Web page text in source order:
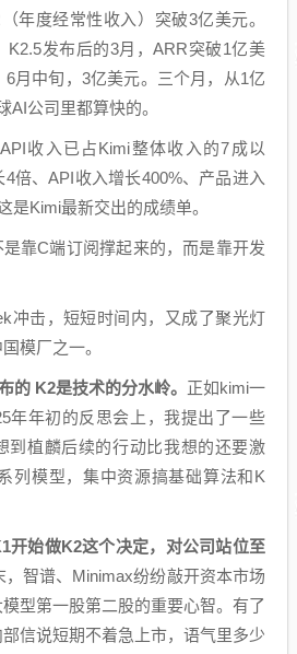
年度经常性收入）突破3亿美元。
K2.5发布后的3月，ARR突破1亿美
月中旬，3亿美元。三个月，从1亿
AI公司里都算快的。
收入已占Kimi整体收入的7成以
4倍、API收入增长400%、产品进入
是Kimi最新交出的成绩单。
靠C端订阅撑起来的，而是靠开发
冲击，短短时间内，又成了聚光灯
模厂之一。
的 K2是技术的分水岭。 正如kimi一
年年初的反思会上，我提出了一些
到植麟后续的行动比我想的还要激
列模型，集中资源搞基础算法和K
开始做K2这个决定，对公司站位至
，智谱、Minimax纷纷敲开资本市场
型第一股第二股的重要心智。有了
信说短期不着急上市，语气里多少